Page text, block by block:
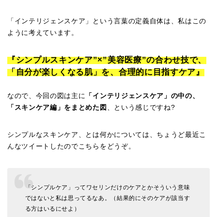
「インテリジェンスケア」という言葉の定義自体は、私はこの
ように考えています。
『シンプルスキンケア”×”美容医療”の合わせ技で、
「自分が楽しくなる肌」を、合理的に目指すケア』
なので、今回の図は主に
「インテリジェンスケア」の中の、
「スキンケア編」をまとめた図
、という感じですね?
シンプルなスキンケア、とは何かについては、ちょうど最近こ
んなツイートしたのでこちらをどうぞ。
「シンプルケア」ってワセリンだけのケアとかそういう意味
ではないと私は思ってるなあ。（結果的にそのケアが該当す
る方はいるにせよ）